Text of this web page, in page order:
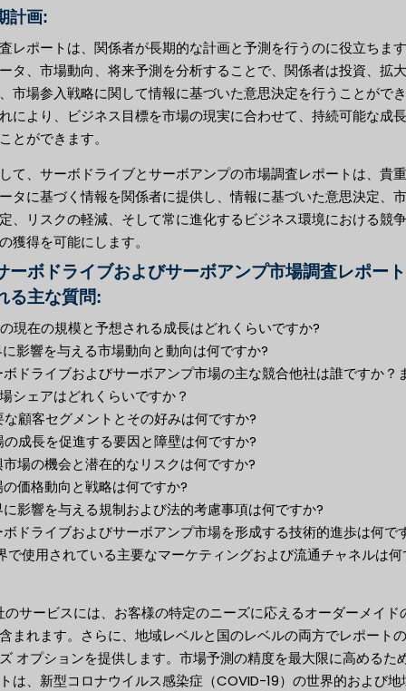
計画:
レポートは、関係者が長期的な計画と予測を行うのに役立ちま
タ、市場動向、将来予測を分析することで、関係者は投資、拡
市場参入戦略に関して情報に基づいた意思決定を行うことがで
により、ビジネス目標を市場の現実に合わせて、持続可能な成
とができます。
て、サーボドライブとサーボアンプの市場調査レポートは、貴
タに基づく情報を関係者に提供し、情報に基づいた意思決定、
、リスクの軽減、そして常に進化するビジネス環境における競
獲得を可能にします。
ーボドライブおよびサーボアンプ市場調査レポー
る主な質問:
現在の規模と予想される成長はどれくらいですか?
影響を与える市場動向と動向は何ですか?
ドライブおよびサーボアンプ市場の主な競合他社は誰ですか？
シェアはどれくらいですか？
顧客セグメントとその好みは何ですか?
成長を促進する要因と障壁は何ですか?
場の機会と潜在的なリスクは何ですか?
価格動向と戦略は何ですか?
影響を与える規制および法的考慮事項は何ですか?
ドライブおよびサーボアンプ市場を形成する技術的進歩は何で
で使用されている主要なマーケティングおよび流通チャネルは何
のサービスには、お客様の特定のニーズに応えるオーダーメイド
まれます。さらに、地域レベルと国のレベルの両方でレポート
オプションを提供します。市場予測の精度を最大限に高めるた
は、新型コロナウイルス感染症（COVID-19）の世界的および地